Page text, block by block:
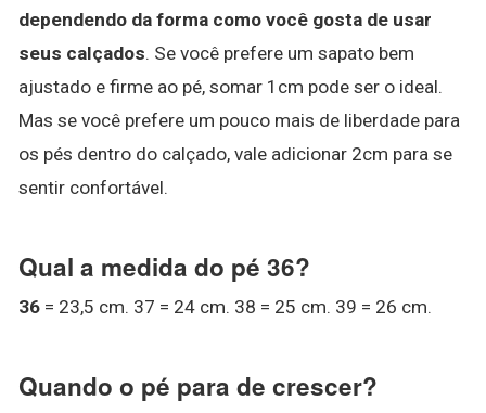
dependendo da forma como você gosta de usar
seus calçados. Se você prefere um sapato bem
ajustado e firme ao pé, somar 1cm pode ser o ideal.
Mas se você prefere um pouco mais de liberdade para
os pés dentro do calçado, vale adicionar 2cm para se
sentir confortável.
Qual a medida do pé 36?
36 = 23,5 cm. 37 = 24 cm. 38 = 25 cm. 39 = 26 cm.
Quando o pé para de crescer?